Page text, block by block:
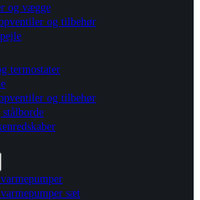
og vægge
og tilbehør
termostater
og tilbehør
stålborde
sæt